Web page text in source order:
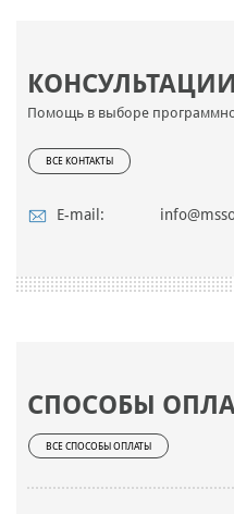
КОНСУЛЬТАЦИИ
Помощь в выборе
ВСЕ КОНТАКТЫ
E-mail:
СПОСОБЫ
ВСЕ СПОСОБЫ ОПЛАТЫ